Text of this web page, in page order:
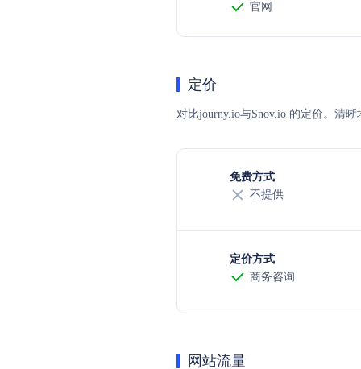
官网
定价
对比journy.io与Snov.io 的定价。清
免费方式
不提供
定价方式
商务咨询
网站流量